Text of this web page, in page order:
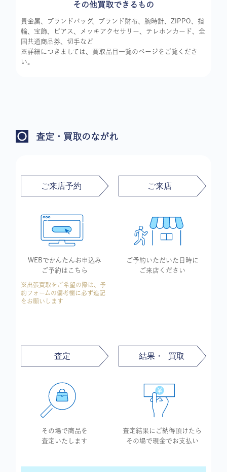
その他買取できるもの
貴金属、ブランドバッグ、ブランド財布、腕時計、ZIPPO、指
輪、宝飾、ピアス、メッキアクセサリー、テレホンカード、全
国共通商品券、切手など
※詳細につきましては、買取品目一覧のページをご覧くださ
い。
査定・買取のながれ
WEBでかんたんお申込み
ご予約はこちら
※出張買取をご希望の際は、予
約フォームの備考欄に必ず追記
をお願いします
ご予約いただいた 日時に
ご来店ください
その場で商品を
査定いたします
査定結果に ご納得頂けたら
その場で現金で お支払い